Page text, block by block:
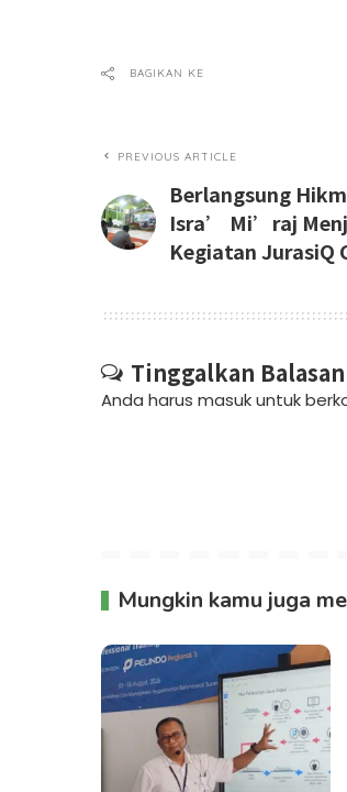
BAGIKAN KE
PREVIOUS ARTICLE
Berlangsung
Isra’ Mi’raj
Kegiatan JurasiQ
Tinggalkan Balasan
Anda harus masukuntuk
Mungkin kamu juga